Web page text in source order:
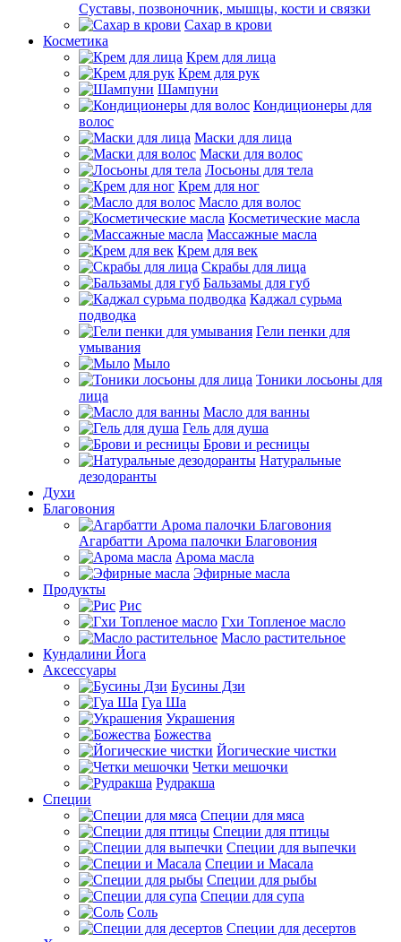
Суставы, позвоночник, мышцы, кости и связки
Сахар в крови
Косметика
Крем для лица
Крем для рук
Шампуни
Кондиционеры для
волос
Маски для лица
Маски для волос
Лосьоны для тела
Крем для ног
Масло для волос
Косметические масла
Массажные масла
Крем для век
Скрабы для лица
Бальзамы для губ
Каджал сурьма
подводка
Гели пенки для
умывания
Мыло
Тоники лосьоны для
лица
Масло для ванны
Гель для душа
Брови и ресницы
Натуральные
дезодоранты
Духи
Благовония
Агарбатти Арома палочки Благовония
Арома масла
Эфирные масла
Продукты
Рис
Гхи Топленое масло
Масло растительное
Кундалини Йога
Аксессуары
Бусины Дзи
Гуа Ша
Украшения
Божества
Йогические чистки
Четки мешочки
Рудракша
Специи
Специи для мяса
Специи для птицы
Специи для выпечки
Специи и Масала
Специи для рыбы
Специи для супа
Соль
Специи для десертов